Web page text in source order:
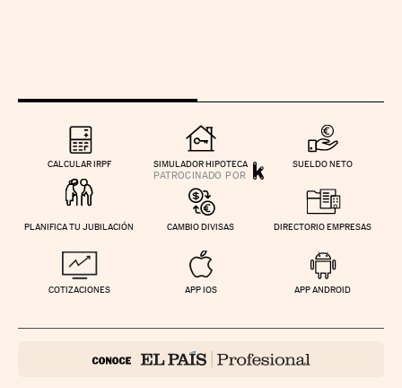
CALCULAR IRPF SIMULADOR HIPOTECA SUELDO NETO
PLANIFICA TU JUBILACIÓN CAMBIO DIVISAS DIRECTORIO EMPRESAS
COTIZACIONES APP IOS APP ANDROID